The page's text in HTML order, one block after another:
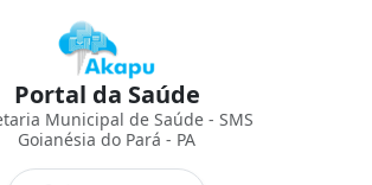
Portal da Saúde
Municipal de Saúde - SMS
Goianésia do Pará - PA